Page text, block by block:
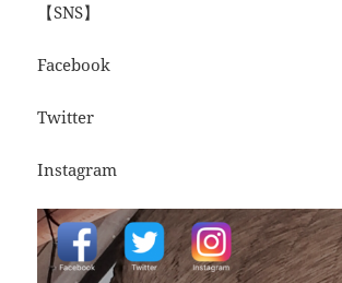
【SNS】
Facebook
Twitter
Instagram